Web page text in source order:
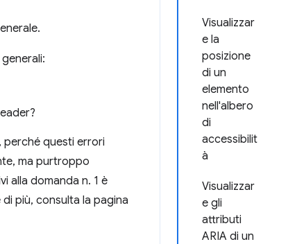
Visualizzar
e la
posizione
di un
elemento
nell'albero
di
accessibilit
à
Visualizzar
e gli
attributi
ARIA di un
perché questi errori
ma purtroppo
alla domanda n. 1 è
più, consulta la pagina